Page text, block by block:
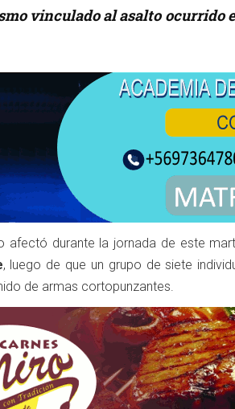
vinculado al asalto ocurrido
afectó durante la jornada de este
, luego de que un grupo de siete
de armas cortopunzantes.